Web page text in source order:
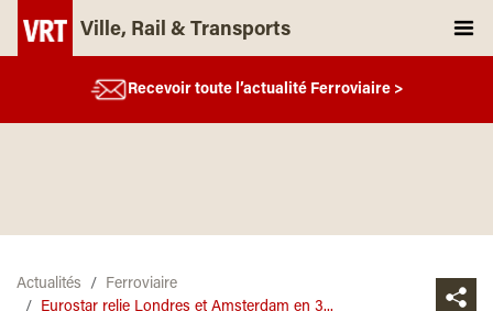
Ville, Rail & Transports
Recevoir toute l’actualité Ferroviaire >
Actualités
Ferroviaire
Eurostar relie Londres et Amsterdam en 3...